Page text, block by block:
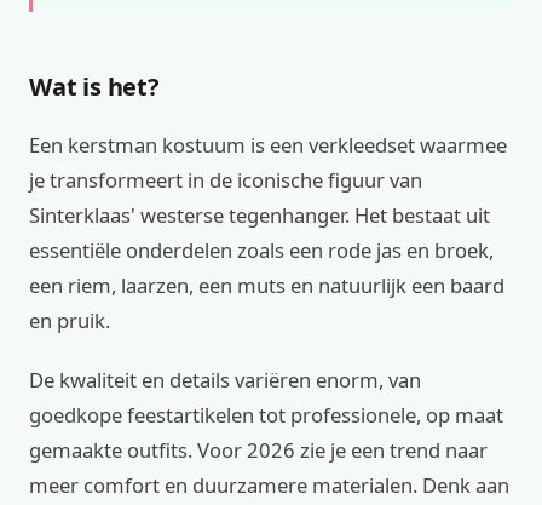
Wat is het?
Een kerstman kostuum is een verkleedset waarmee
je transformeert in de iconische figuur van
Sinterklaas' westerse tegenhanger. Het bestaat uit
essentiële onderdelen zoals een rode jas en broek,
een riem, laarzen, een muts en natuurlijk een baard
en pruik.
De kwaliteit en details variëren enorm, van
goedkope feestartikelen tot professionele, op maat
gemaakte outfits. Voor 2026 zie je een trend naar
meer comfort en duurzamere materialen. Denk aan